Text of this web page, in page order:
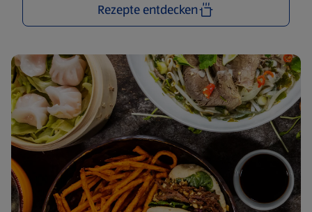
Rezepte entdecken